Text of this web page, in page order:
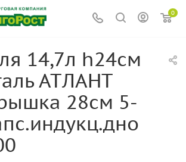
0
14,7л h24см
АТЛАНТ
28см 5-